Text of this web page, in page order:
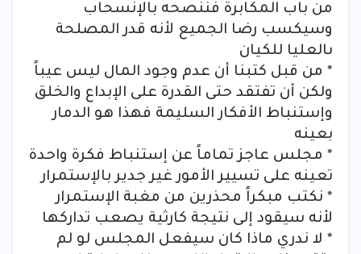
من باب المكابرة فننصحه بالإنسحاب
وسيكسب رضا الجميع لأنه قدر المصلحة
ىالعليا للكيان
* من قبل كتبنا أن عدم وجود المال ليس عيباً
ولكن أن تفتقد حتى القدرة على الإبداع والخلق
وإستنباط الأفكار السليمة فهذا هو الدمار
بعينه
* مجلس عاجز تماماً عن إستنباط فكرة واحدة
تعينه على تسيير الأمور غير جدير بالإستمرار
* نكتب مبكراً محذرين من مغبة الإستمرار
لأنه سيقود إلى نتيجة كارثية يصعب تداركها
* لا ندري ماذا كان سيفعل المجلس لو لم